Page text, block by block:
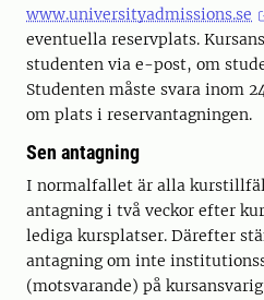
www.universityadmissions.se
eventuella reservplats.
studenten via e-post, om
Studenten måste svara inom
om plats i reservantagningen.
Sen antagning
I normalfallet är alla
antagning i två veckor efter
lediga kursplatser. Därefter
antagning om inte
(motsvarande) på